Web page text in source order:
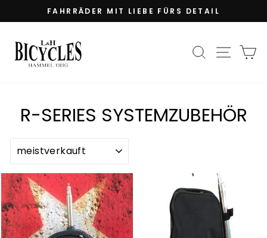
zum
Pause
FAHRRÄDER MIT LIEBE FÜRS DETAIL
SUCHE
R-SERIES SYSTEMZUBEHÖR
SORTIEREN